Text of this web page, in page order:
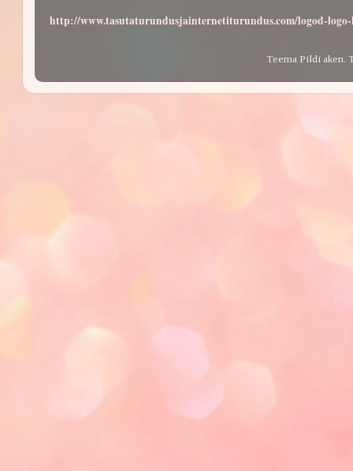
http://www.tasutaturundusjainternetiturundus.com/logod-
Teema Pildi aken.